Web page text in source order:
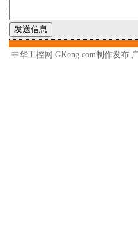
中华工控网 GKong.com制作发布